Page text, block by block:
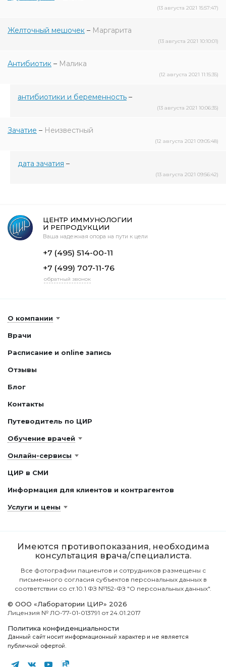
(13 августа 2021 15:57:47)
Желточный мешочек – Маргарита
(13 августа 2021 10:10:01)
Антибиотик – Малика
(12 августа 2021 11:15:35)
антибиотики и беременность –
(13 августа 2021 10:06:35)
Зачатие – Неизвестный
(12 августа 2021 09:05:48)
дата зачатия –
(13 августа 2021 09:56:42)
ЦЕНТР ИММУНОЛОГИИ
И РЕПРОДУКЦИИ
Ваша надежная опора на пути к цели
+7 (495) 514-00-11
+7 (499) 707-11-76
обратный звонок
О компании
Врачи
Расписание и online запись
Отзывы
Блог
Контакты
Путеводитель по ЦИР
Обучение врачей
Онлайн-сервисы
ЦИР в СМИ
Информация для клиентов и контрагентов
Услуги и цены
Имеются противопоказания, необходима
консультация врача/специалиста.
Все фотографии пациентов и сотрудников размещены с
письменного согласия субъектов персональных данных в
соответствии со ст.10.1 ФЗ №152-ФЗ "О персональных данных".
© ООО «Лаборатории ЦИР» 2026
Лицензия № ЛО-77-01-013791 от 24.01.2017
Политика конфиденциальности
Данный сайт носит информационный характер и не является
публичной офертой.